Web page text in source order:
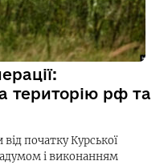
територію рф та
початку Курської
і виконанням